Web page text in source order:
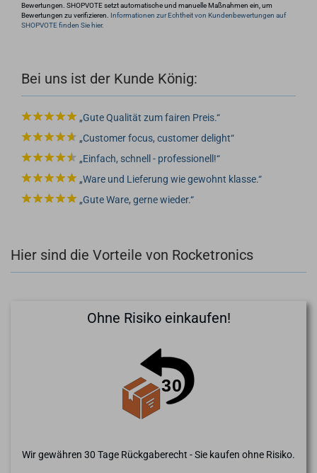
Bewertungen. SHOPVOTE setzt automatische und manuelle Maßnahmen ein, um
Bewertungen zu verifizieren. Informationen zur Echtheit von Kundenbewertungen auf
SHOPVOTE finden Sie hier.
Bei uns ist der Kunde König:
Gute Qualität zum fairen Preis.
Customer focus, customer delight
Einfach, schnell - professionell!
Ware und Lieferung wie gewohnt klasse.
Gute Ware, gerne wieder.
Hier sind die Vorteile von Rocketronics
Ohne Risiko einkaufen!
Wir gewähren 30 Tage Rückgaberecht - Sie kaufen ohne Risiko.